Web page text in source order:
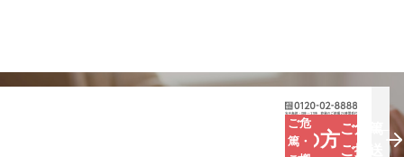
ご危
篤・
お急ぎの方ご危篤
ご搬送